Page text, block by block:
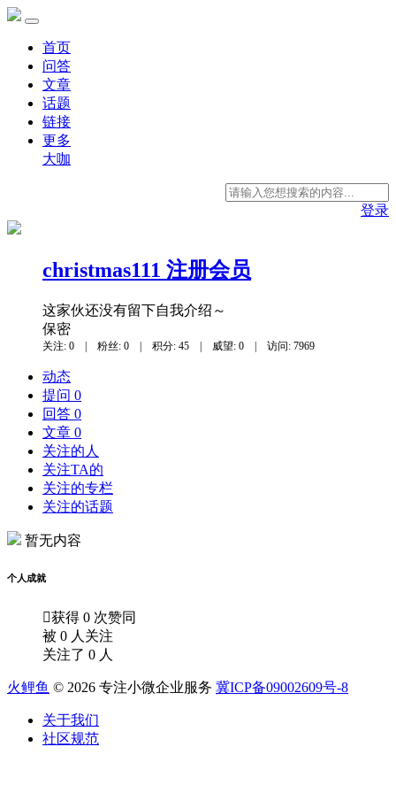
首页
问答
文章
话题
链接
更多
大咖
登录
christmas111 注册会员
这家伙还没有留下自我介绍～
保密
关注: 0 | 粉丝: 0 | 积分: 45 | 威望: 0 | 访问: 7969
动态
提问 0
回答 0
文章 0
关注的人
关注TA的
关注的专栏
关注的话题
暂无内容
个人成就
获得 0 次赞同
被 0 人关注
关注了 0 人
火鲤鱼 © 2026 专注小微企业服务 冀ICP备09002609号-8
关于我们
社区规范